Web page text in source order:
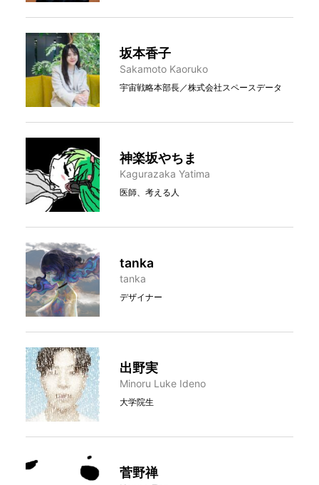
坂本香子
Sakamoto Kaoruko
宇宙戦略本部長／株式会社スペースデータ
神楽坂やちま
Kagurazaka Yatima
医師、考える人
tanka
tanka
デザイナー
出野実
Minoru Luke Ideno
大学院生
菅野禅